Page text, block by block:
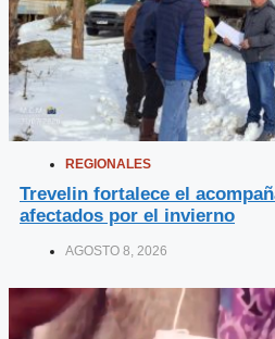
REGIONALES
Trevelin fortalece el
afectados por el invierno
AGOSTO 8, 2026